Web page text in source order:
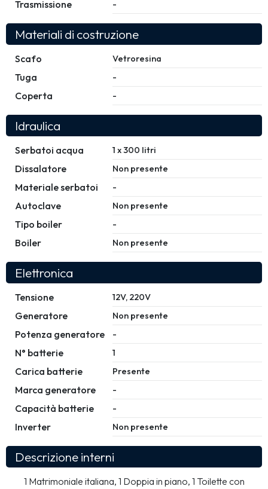
Trasmissione -
Materiali di costruzione
Scafo Vetroresina
Tuga -
Coperta -
Idraulica
Serbatoi acqua 1 x 300 litri
Dissalatore Non presente
Materiale serbatoi -
Autoclave Non presente
Tipo boiler -
Boiler Non presente
Elettronica
Tensione 12V, 220V
Generatore Non presente
Potenza generatore -
N° batterie 1
Carica batterie Presente
Marca generatore -
Capacità batterie -
Inverter Non presente
Descrizione interni
1 Matrimoniale italiana, 1 Doppia in piano, 1 Toilette con